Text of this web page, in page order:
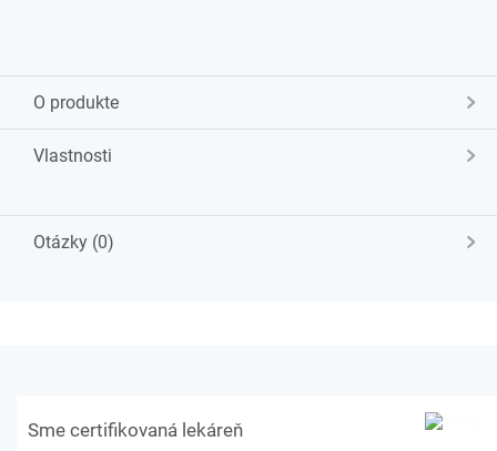
O produkte
Vlastnosti
Otázky (0)
Sme certifikovaná lekáreň